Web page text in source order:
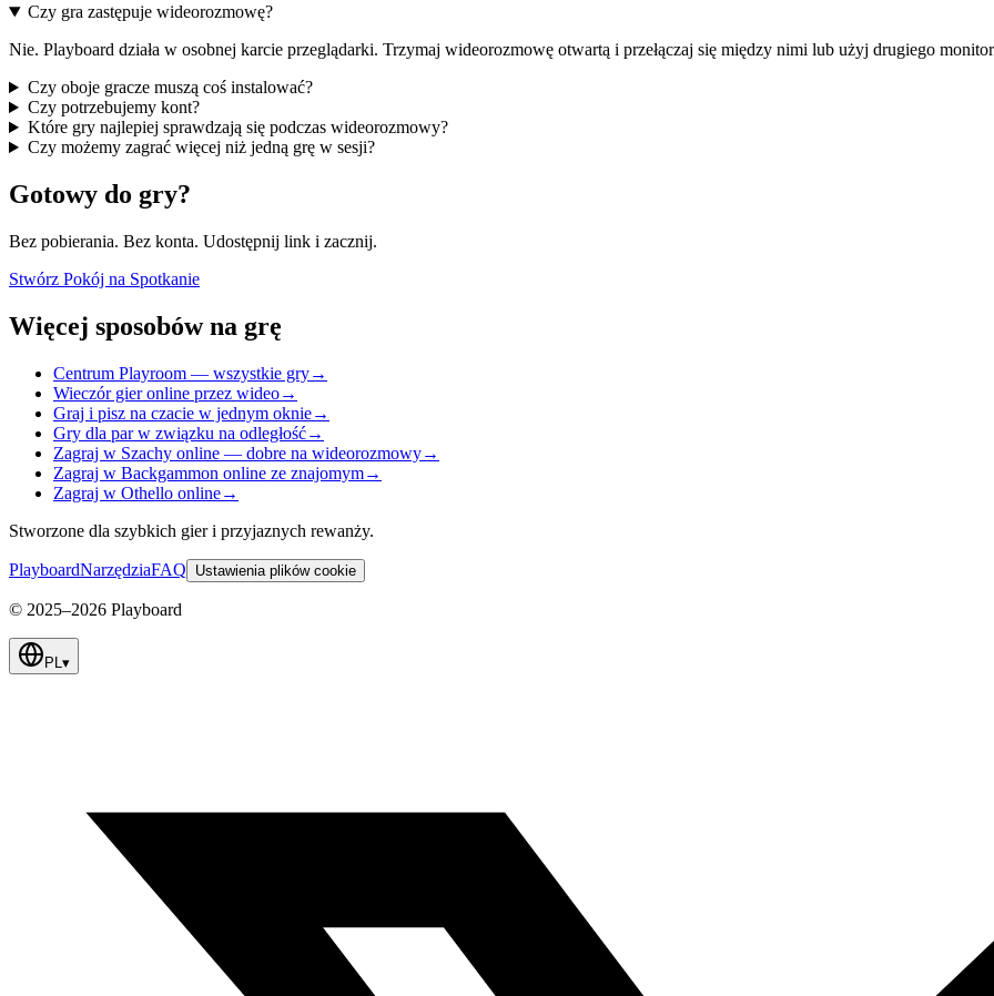
Czy gra zastępuje wideorozmowę?
Nie. Playboard działa w osobnej karcie przeglądarki. Trzymaj wideorozmowę otwartą i przełączaj się między nimi lub użyj drugiego
Czy oboje gracze muszą coś instalować?
Czy potrzebujemy kont?
Które gry najlepiej sprawdzają się podczas wideorozmowy?
Czy możemy zagrać więcej niż jedną grę w sesji?
Gotowy do gry?
Bez pobierania. Bez konta. Udostępnij link i zacznij.
Stwórz Pokój na Spotkanie
Więcej sposobów na grę
Centrum Playroom — wszystkie gry→
Wieczór gier online przez wideo→
Graj i pisz na czacie w jednym oknie→
Gry dla par w związku na odległość→
Zagraj w Szachy online — dobre na wideorozmowy→
Zagraj w Backgammon online ze znajomym→
Zagraj w Othello online→
Stworzone dla szybkich gier i przyjaznych rewanży.
PlayboardNarzędziaFAQ Ustawienia plików cookie
© 2025–2026 Playboard
PL ▾